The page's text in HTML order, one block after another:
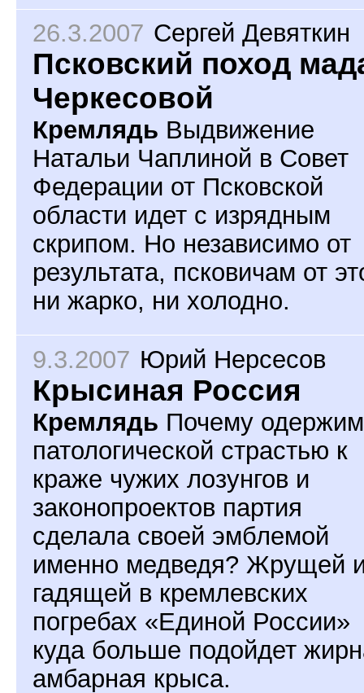
26.3.2007 Сергей Девяткин
Псковский поход
Черкесовой
Кремлядь Выдвижение
Натальи Чаплиной в Совет
Федерации от Псковской
области идет с изрядным
скрипом. Но независимо от
результата, псковичам от
ни жарко, ни холодно.
9.3.2007 Юрий Нерсесов
Крысиная Россия
Кремлядь Почему
патологической страстью к
краже чужих лозунгов и
законопроектов партия
сделала своей эмблемой
именно медведя? Жрущей
гадящей в кремлевских
погребах «Единой России»
куда больше подойдет
амбарная крыса.